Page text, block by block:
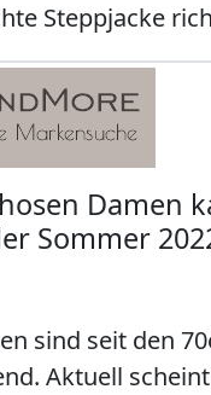
Steppjacke
Damen
Sommer
sind seit den
Aktuell